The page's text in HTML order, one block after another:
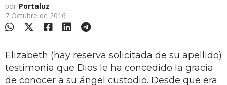
por Portaluz
7 Octubre de 2016
Elizabeth (hay reserva solicitada de su apellido)
testimonia que Dios le ha concedido la gracia
de conocer a su ángel custodio. Desde que era